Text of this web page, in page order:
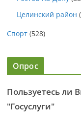
Целинский район
Спорт (528)
Опрос
Пользуетесь ли
"Госуслуги"